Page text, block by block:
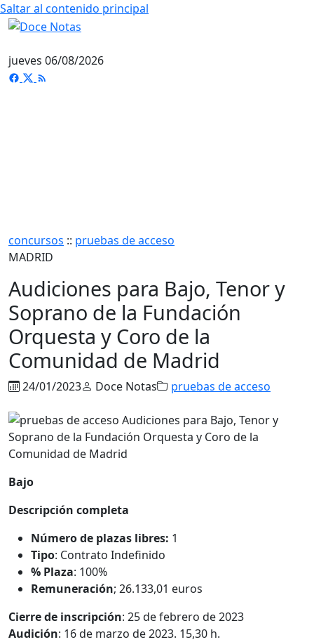
Saltar al contenido principal
jueves 06/08/2026
concursos :: pruebas de acceso
MADRID
Audiciones para Bajo, Tenor y
Soprano de la Fundación
Orquesta y Coro de la
Comunidad de Madrid
24/01/2023 Doce Notas pruebas de acceso
Bajo
Descripción completa
Número de plazas libres: 1
Tipo: Contrato Indefinido
% Plaza: 100%
Remuneración; 26.133,01 euros
Cierre de inscripción: 25 de febrero de 2023
Audición: 16 de marzo de 2023. 15,30 h.